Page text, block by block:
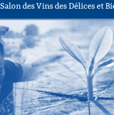
Salon des Vins des Délices et